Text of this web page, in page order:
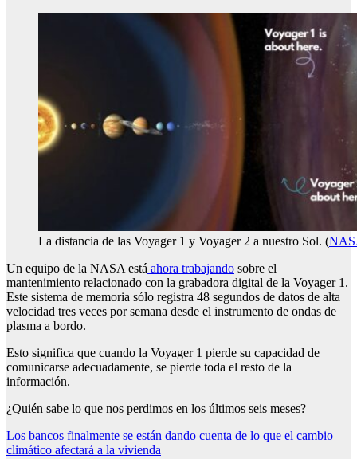
La distancia de las Voyager 1 y Voyager 2 a nuestro Sol. (
Un equipo de la NASA está ahora trabajando sobre el
mantenimiento relacionado con la grabadora digital de la Voyager 1.
Este sistema de memoria sólo registra 48 segundos de datos de alta
velocidad tres veces por semana desde el instrumento de ondas de
plasma a bordo.
Esto significa que cuando la Voyager 1 pierde su capacidad de
comunicarse adecuadamente, se pierde toda el resto de la
información.
¿Quién sabe lo que nos perdimos en los últimos seis meses?
Post
Los bancos finalmente se están dando cuenta de lo que el cambio
climático afectará a la vivienda